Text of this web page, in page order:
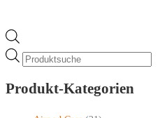
Products
Produkt-Kategorien